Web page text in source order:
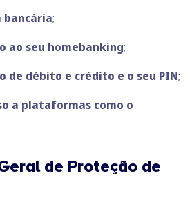
bancária;
ao seu homebanking;
de débito e crédito e o seu PIN;
a plataformas como o
de Proteção de